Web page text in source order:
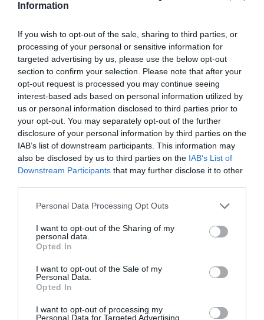
Information
If you wish to opt-out of the sale, sharing to third parties, or
processing of your personal or sensitive information for
targeted advertising by us, please use the below opt-out
section to confirm your selection. Please note that after your
opt-out request is processed you may continue seeing
interest-based ads based on personal information utilized by
us or personal information disclosed to third parties prior to
your opt-out. You may separately opt-out of the further
disclosure of your personal information by third parties on the
IAB’s list of downstream participants. This information may
also be disclosed by us to third parties on the IAB’s List of
Downstream Participants that may further disclose it to other
Personal Data Processing Opt Outs
I want to opt-out of the Sharing of my
personal data.
Opted In
I want to opt-out of the Sale of my
Personal Data.
Opted In
I want to opt-out of processing my
Personal Data for Targeted Advertising.
αυξάνονται, ανεβαίνουν και οι πωλήσεις των sex
toys σε παγκόσμιο επίπεδο. Σύμφωνα με το
περιοδικό T3, η εταιρεία Womanizer είχε αύξηση
50% στις πωλήσεις της από την 1 Ιανουαρίου
όταν και ξεκίνησε η ραγδαία εξάπλωση του ιού
στην Κίνα. Ενώ οι πωλήσεις στην Ιταλία, που
είναι σε γενική καραντίνα από τις αρχές του
Μαρτίου, ήταν 60% πάνω από τις
προβλεπόμενες.
συζήτησης αυτών των ημερών. Τα sites ερωτικού
στους χρήστες τους δωρεάν πρόσβαση στο
περιεχόμενό τους
πορνό με θέμα τον κορωνοϊό στις αντίστοιχες
πλατφόρμες.
ADVERTISEMENT - CONTINUE READING BELOW